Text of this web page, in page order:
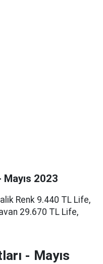
2023
Renk 9.440 TL Life,
29.670 TL Life,
- Mayıs